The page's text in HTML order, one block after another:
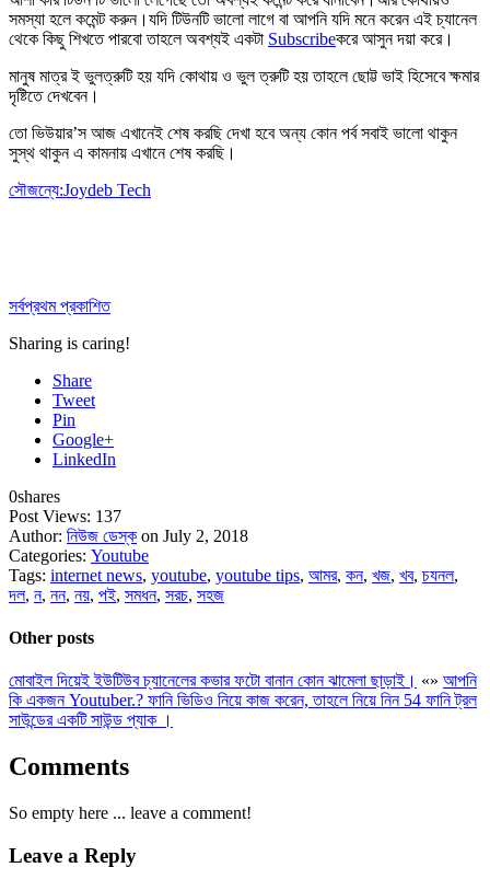
সমস্যা হলে কমেন্ট করুন।যদি টিউনটি ভালো লাগে বা আপনি যদি মনে করেন এই চ্যানেল
থেকে কিছু শিখতে পারবো তাহলে অবশ্যই একটা Subscribeকরে আসুন দয়া করে।
মানুষ মাত্র ই ভুলত্রুটি হয় যদি কোথায় ও ভুল ত্রুটি হয় তাহলে ছোট্ট ভাই হিসেবে ক্ষমার
দৃষ্টিতে দেখবেন।
তো ভিউয়ার’স আজ এখানেই শেষ করছি দেখা হবে অন্য কোন পর্ব সবাই ভালো থাকুন
সুস্থ থাকুন এ কামনায় এখানে শেষ করছি।
সৌজন্যে:Joydeb Tech
সর্বপ্রথম প্রকাশিত
Sharing is caring!
Share
Tweet
Pin
Google+
LinkedIn
0shares
Post Views: 137
Author: নিউজ ডেস্ক on July 2, 2018
Categories: Youtube
Tags: internet news, youtube, youtube tips, আমর, কন, খজ, খব, চযনল,
দল, ন, নন, নয়, পই, সমধন, সরচ, সহজ
Other posts
মোবাইল দিয়েই ইউটিউব চ্যানেলের কভার ফটো বানান কোন ঝামেলা ছাড়াই। «» আপনি
কি একজন Youtuber.? ফানি ভিডিও নিয়ে কাজ করেন, তাহলে নিয়ে নিন 54 ফানি ট্রল
সাউন্ডের একটি সাউন্ড প্যাক ।
Comments
So empty here ... leave a comment!
Leave a Reply